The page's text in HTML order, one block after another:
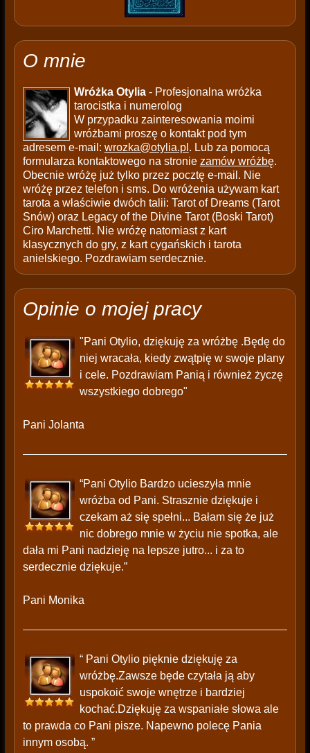
O mnie
Wróżka Otylia- Profesjonalna wróżka
tarocistka i numerolog
W przypadku zainteresowania moimi
wróżbami proszę o kontakt pod tym
adresem e-mail: wrozka@otylia.pl . Lub za pomocą
formularza kontaktowego na stronie zamów wróżbę.
Obecnie wróżę już tylko przez pocztę e-mail. Nie
wróżę przez telefon i sms. Do wróżenia używam kart
tarota a właściwie dwóch talii: Tarot of Dreams (Tarot
Snów) oraz Legacy of the Divine Tarot (Boski Tarot)
Ciro Marchetti. Nie wróżę natomiast z kart
klasycznych do gry, z kart cygańskich i tarota
anielskiego. Pozdrawiam serdecznie.
Opinie o mojej pracy
"Pani Otylio, dziękuję za wróżbę .Będę do
niej wracała, kiedy zwątpię w swoje plany
i cele. Pozdrawiam Panią i również życzę
wszystkiego dobrego"
Pani Jolanta
“Pani Otylio Bardzo ucieszyła mnie
wróżba od Pani. Strasznie dziękuje i
czekam aż się spełni... Bałam się że już
nic dobrego mnie w życiu nie spotka, ale
dała mi Pani nadzieję na lepsze jutro... i za to
serdecznie dziękuje.”
Pani Monika
“ Pani Otylio pięknie dziękuję za
wróżbę.Zawsze będe czytała ją aby
uspokoić swoje wnętrze i bardziej
kochać.Dziękuję za wspaniałe słowa ale
to prawda co Pani pisze. Napewno polecę Pania
innym osobą. ”